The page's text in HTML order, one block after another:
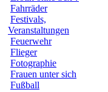
Fahrräder
Festivals,
Veranstaltungen
Feuerwehr
Flieger
Fotographie
Frauen unter sich
Fußball